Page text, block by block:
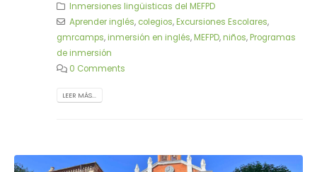
Inmersiones lingüisticas del MEFPD
Aprender inglés, colegios,Excursiones Escolares,
gmrcamps,inmersión en inglés,MEFPD,niños,Programas
de inmersión
0 Comments
LEER MÁS...